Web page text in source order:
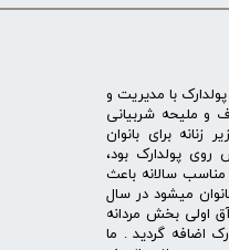
که گالری پولدارک با مدیریت و
و ملیحه شربیانی
برای بانوان
روی پولدارک بود،
سالانه باعث
میشود در سال
اولی بخش مردانه
اضافه گردید . ما